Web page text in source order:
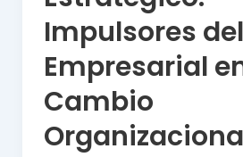
Impulsores
Empresarial
Cambio